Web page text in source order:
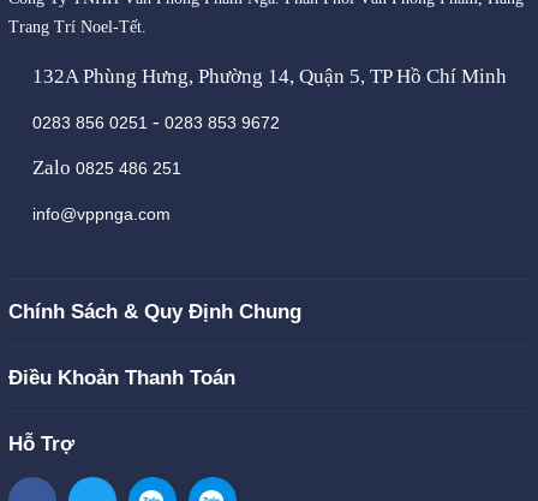
Trang Trí Noel-Tết.
132A Phùng Hưng, Phường 14, Quận 5, TP Hồ Chí Minh
0283 856 0251 - 0283 853 9672
Zalo 0825 486 251
info@vppnga.com
Chính Sách & Quy Định Chung
Điều Khoản Thanh Toán
Hỗ Trợ